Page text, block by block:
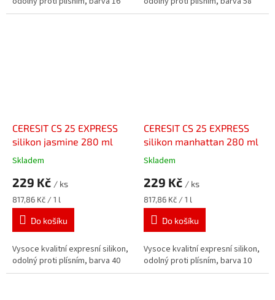
CERESIT CS 25 EXPRESS
silikon jasmine 280 ml
Skladem
229 Kč / ks
Měrná
cena:
817,86 Kč / 1 l
Do košíku
Vysoce kvalitní expresní silikon,
odolný proti plísním, barva 40
CERESIT CS 25 EXPRESS
silikon manhattan 280 ml
Skladem
229 Kč / ks
Měrná
cena:
817,86 Kč / 1 l
Do košíku
Vysoce kvalitní expresní silikon,
odolný proti plísním, barva 10